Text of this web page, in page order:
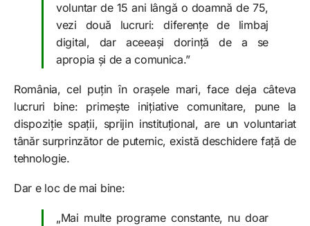
voluntar de 15 ani lângă o doamnă de 75,
vezi două lucruri: diferențe de limbaj
digital, dar aceeași dorință de a se
apropia și de a comunica.”
România, cel puțin în orașele mari, face deja câteva
lucruri bine: primește inițiative comunitare, pune la
dispoziție spații, sprijin instituțional, are un voluntariat
tânăr surprinzător de puternic, există deschidere față de
tehnologie.
Dar e loc de mai bine:
„Mai multe programe constante, nu doar